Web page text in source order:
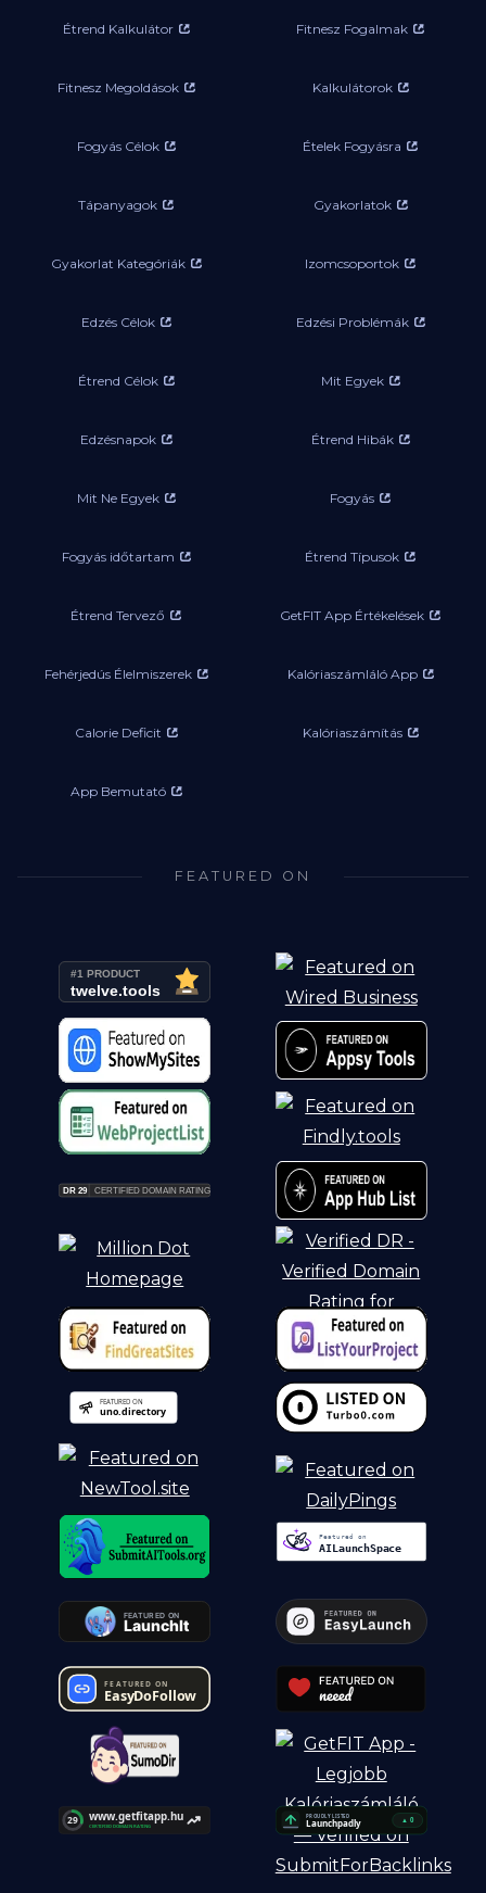
Étrend Kalkulátor Fitnesz Fogalmak
Fitnesz Megoldások Kalkulátorok
Fogyás Célok Ételek Fogyásra
Tápanyagok Gyakorlatok
Gyakorlat Kategóriák Izomcsoportok
Edzés Célok Edzési Problémák
Étrend Célok Mit Egyek
Edzésnapok Étrend Hibák
Mit Ne Egyek Fogyás
Fogyás időtartam Étrend Típusok
Étrend Tervező GetFIT App Értékelések
Fehérjedús Élelmiszerek Kalóriaszámláló App
Calorie Deficit Kalóriaszámítás
App Bemutató
FEATURED ON